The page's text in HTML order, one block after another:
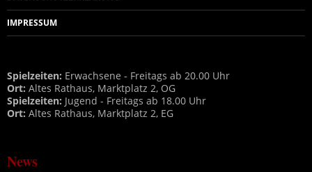
IMPRESSUM
Spielzeiten: Erwachsene - Freitags ab 20.00 Uhr
Ort: Altes Rathaus, Marktplatz 2, OG
Spielzeiten: Jugend - Freitags ab 18.00 Uhr
Ort: Altes Rathaus, Marktplatz 2, EG
News